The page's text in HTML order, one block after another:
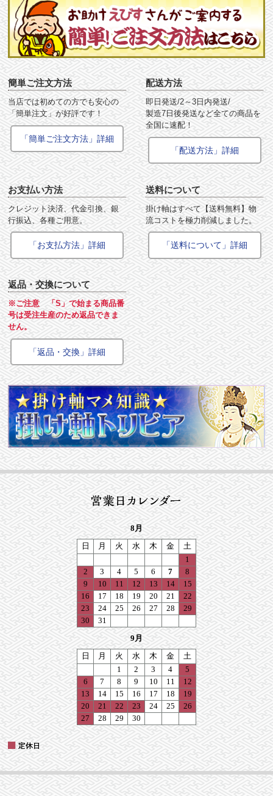
簡単ご注文方法
当店では初めての方でも安心の
「簡単注文」が好評です！
「簡単ご注文方法」詳細
配送方法
即日発送/2～3日内発送/
製造7日後発送など全ての商品を
全国に速配！
「配送方法」詳細
お支払い方法
クレジット決済、代金引換、銀
行振込、各種ご用意。
「お支払方法」詳細
送料について
掛け軸はすべて【送料無料】物
流コストを極力削減しました。
「送料について」詳細
返品・交換について
※ご注意 「S」で始まる商品番
号は受注生産のため返品できま
せん。
「返品・交換」詳細